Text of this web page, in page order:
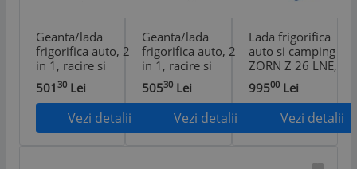
Geanta/lada
frigorifica auto, 2
in 1, racire si
incalzire 30 L,
230V / 12V
501 30 Lei
Vezi detalii
Geanta/lada
frigorifica auto, 2
in 1, racire si
incalzire, 24 L,
230V / 12V
50530 Lei
Vezi detalii
Lada frigorifica
auto si camping
ZORN Z 26 LNE,
25 litri,
alimentare
12V/230V +
99500Lei
Vezi detalii